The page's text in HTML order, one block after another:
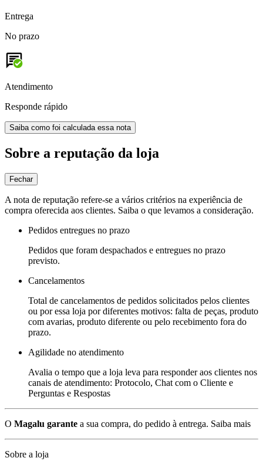
Entrega
No prazo
Atendimento
Responde rápido
Saiba como foi calculada essa nota
Sobre a reputação da loja
Fechar
A nota de reputação refere-se a vários critérios na experiência de
compra oferecida aos clientes. Saiba o que levamos a consideração.
Pedidos entregues no prazo
Pedidos que foram despachados e entregues no prazo
previsto.
Cancelamentos
Total de cancelamentos de pedidos solicitados pelos clientes
ou por essa loja por diferentes motivos: falta de peças, produto
com avarias, produto diferente ou pelo recebimento fora do
prazo.
Agilidade no atendimento
Avalia o tempo que a loja leva para responder aos clientes nos
canais de atendimento: Protocolo, Chat com o Cliente e
Perguntas e Respostas
O Magalu garante a sua compra, do pedido à entrega. Saiba mais
Sobre a loja